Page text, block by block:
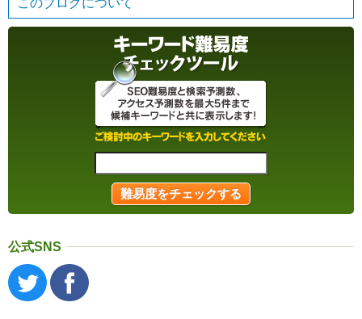
公式SNS